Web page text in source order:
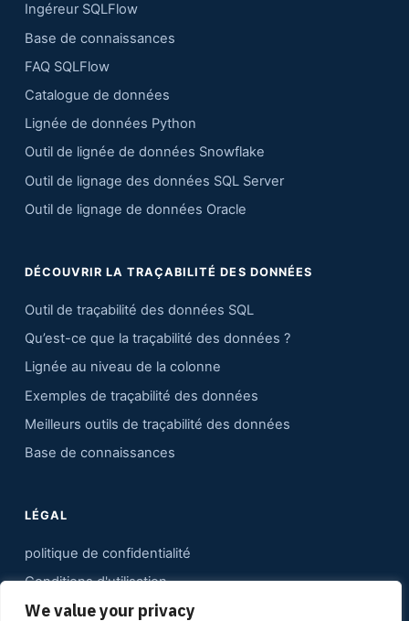
We value your privacy
Ingéreur SQLFlow
Base de connaissances
FAQ SQLFlow
Catalogue de données
Lignée de données Python
Outil de lignée de données Snowflake
Outil de lignage des données SQL Server
Outil de lignage de données Oracle
DÉCOUVRIR LA TRAÇABILITÉ DES DONNÉES
Outil de traçabilité des données SQL
Qu’est-ce que la traçabilité des données ?
Lignée au niveau de la colonne
Exemples de traçabilité des données
Meilleurs outils de traçabilité des données
Base de connaissances
LÉGAL
politique de confidentialité
Conditions d'utilisation
Contact